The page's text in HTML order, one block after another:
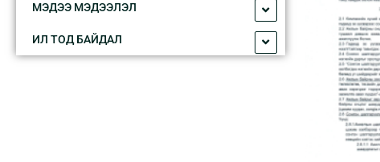
МЭДЭЭ МЭДЭЭЛЭЛ
ИЛ ТОД БАЙДАЛ